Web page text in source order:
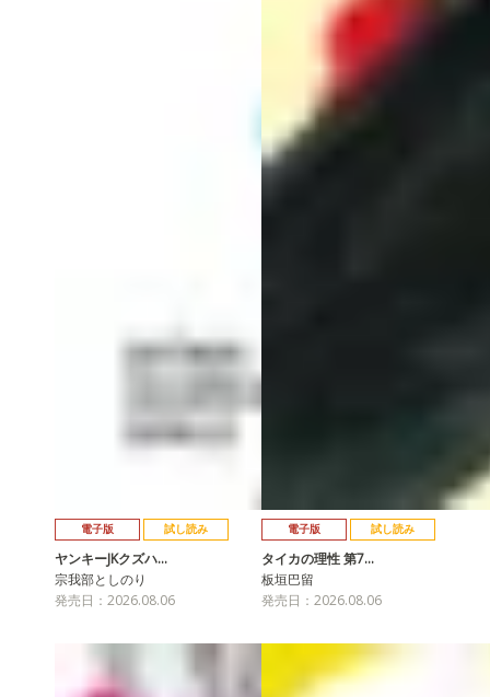
電子版 試し読み
ヤンキーJKクズハ…
宗我部としのり
発売日：2026.08.06
電子版 試し読み
タイカの理性 第7…
板垣巴留
発売日：2026.08.06